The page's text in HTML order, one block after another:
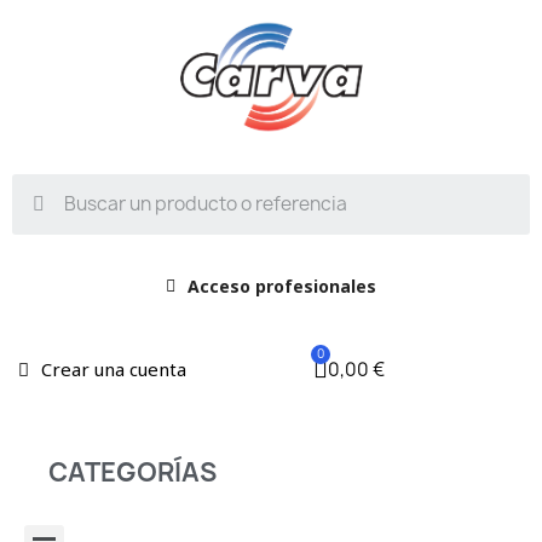
Acceso profesionales
Crear una cuenta 0,00 €
CATEGORÍAS